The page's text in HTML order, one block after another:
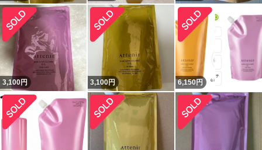
3,100円 3,100円 6,150円